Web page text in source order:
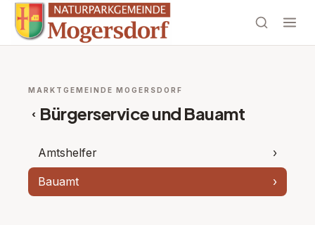
MARKTGEMEINDE MOGERSDORF
‹ Bürgerservice und Bauamt
Amtshelfer ›
Bauamt ›